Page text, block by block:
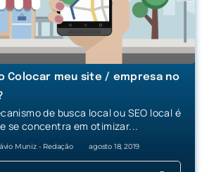
Colocar meu site / empresa no
de busca local ou SEO local é
se concentra em otimizar...
Muniz - Redação agosto 18, 2019